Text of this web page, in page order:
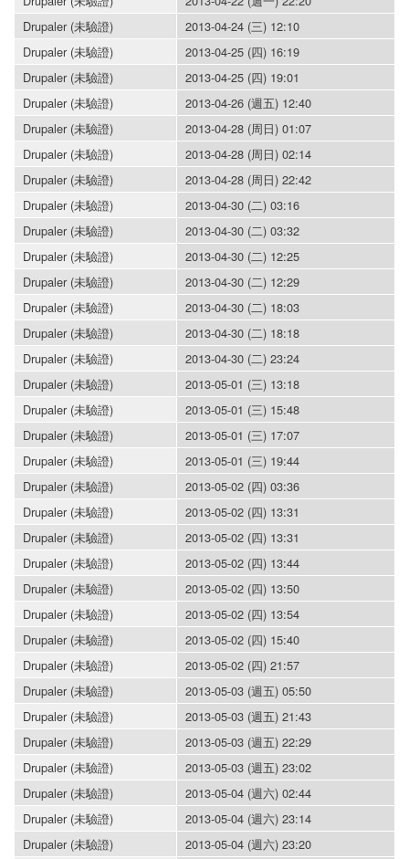
Drupaler (未驗證)
2013-04-24 (三) 12:10
Drupaler (未驗證)
2013-04-25 (四) 16:19
Drupaler (未驗證)
2013-04-25 (四) 19:01
Drupaler (未驗證)
2013-04-26 (週五) 12:40
Drupaler (未驗證)
2013-04-28 (周日) 01:07
Drupaler (未驗證)
2013-04-28 (周日) 02:14
Drupaler (未驗證)
2013-04-28 (周日) 22:42
Drupaler (未驗證)
2013-04-30 (二) 03:16
Drupaler (未驗證)
2013-04-30 (二) 03:32
Drupaler (未驗證)
2013-04-30 (二) 12:25
Drupaler (未驗證)
2013-04-30 (二) 12:29
Drupaler (未驗證)
2013-04-30 (二) 18:03
Drupaler (未驗證)
2013-04-30 (二) 18:18
Drupaler (未驗證)
2013-04-30 (二) 23:24
Drupaler (未驗證)
2013-05-01 (三) 13:18
Drupaler (未驗證)
2013-05-01 (三) 15:48
Drupaler (未驗證)
2013-05-01 (三) 17:07
Drupaler (未驗證)
2013-05-01 (三) 19:44
Drupaler (未驗證)
2013-05-02 (四) 03:36
Drupaler (未驗證)
2013-05-02 (四) 13:31
Drupaler (未驗證)
2013-05-02 (四) 13:31
Drupaler (未驗證)
2013-05-02 (四) 13:44
Drupaler (未驗證)
2013-05-02 (四) 13:50
Drupaler (未驗證)
2013-05-02 (四) 13:54
Drupaler (未驗證)
2013-05-02 (四) 15:40
Drupaler (未驗證)
2013-05-02 (四) 21:57
Drupaler (未驗證)
2013-05-03 (週五) 05:50
Drupaler (未驗證)
2013-05-03 (週五) 21:43
Drupaler (未驗證)
2013-05-03 (週五) 22:29
Drupaler (未驗證)
2013-05-03 (週五) 23:02
Drupaler (未驗證)
2013-05-04 (週六) 02:44
Drupaler (未驗證)
2013-05-04 (週六) 23:14
Drupaler (未驗證)
2013-05-04 (週六) 23:20